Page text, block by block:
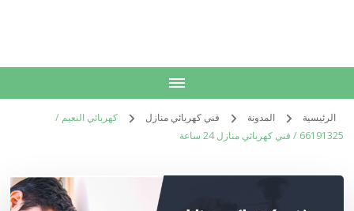
الرئيسية المدونة فني كهربائي منازل
كهربائي النعيم /
66191325 / فني كهربائي منازل 24 ساعة